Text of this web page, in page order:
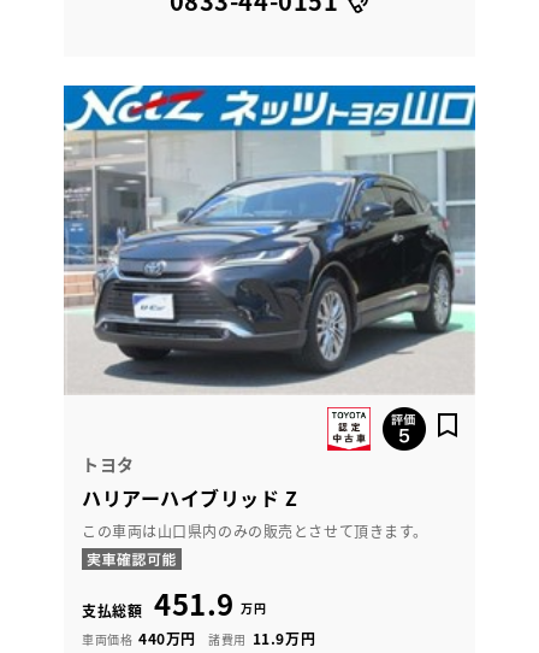
トヨタ
ハリアーハイブリッド Z
この車両は山口県内のみの販売とさせて頂きます。
支払総額 451.9 万円
車両価格 440万円 諸費用 11.9万円